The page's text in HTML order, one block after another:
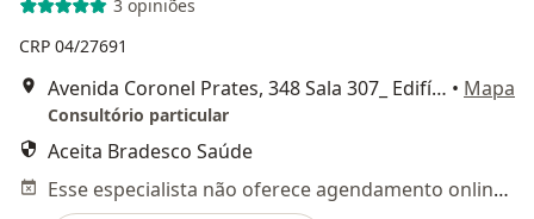
3 opiniões
CRP 04/27691
Avenida Coronel Prates, 348 Sala 307_ Edifício Athenas - Centro, Montes Claros - Minas Gerais, Montes Claros • Mapa
Consultório particular
Aceita Bradesco Saúde
Esse especialista não oferece agendamento online para esse endereço.